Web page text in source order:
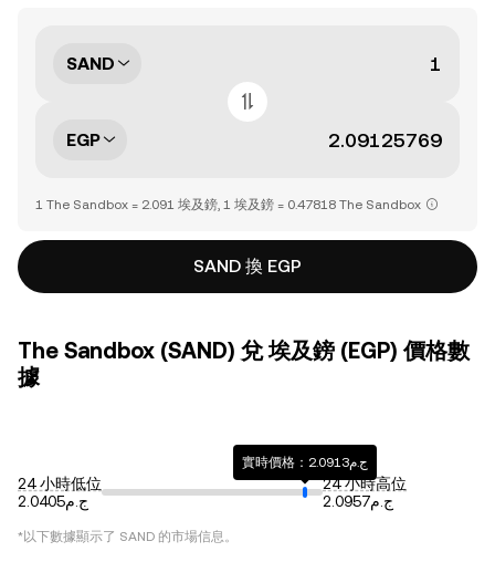
SAND
EGP
1 The Sandbox = 2.091 埃及鎊, 1 埃及鎊 = 0.47818 The Sandbox
SAND 換 EGP
The Sandbox (SAND) 兌 埃及鎊 (EGP) 價格數
據
24 小時低位
ج.م2.0405
實時價格：ج.م2.0913
24 小時高位
ج.م2.0957
*以下數據顯示了 SAND 的市場信息。